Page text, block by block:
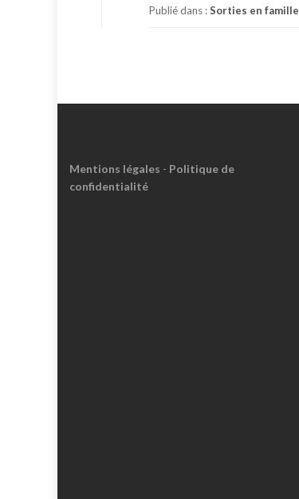
Publié dans :Sorties en famille
Mentions légales - Politique de
confidentialité